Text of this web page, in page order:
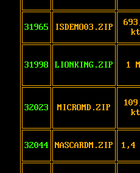
31965 ISDEMO03.ZIP
kt
31998 LIONKING.ZIP 1
32023 MICROMD.ZIP
kt
32044 NASCARDM.ZIP 1,4